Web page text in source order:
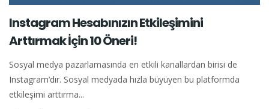
Instagram Hesabınızın Etkileşimini
Arttırmak İçin 10 Öneri!
Sosyal medya pazarlamasında en etkili kanallardan birisi de
Instagram‘dır. Sosyal medyada hızla büyüyen bu platformda
etkileşimi arttırma...